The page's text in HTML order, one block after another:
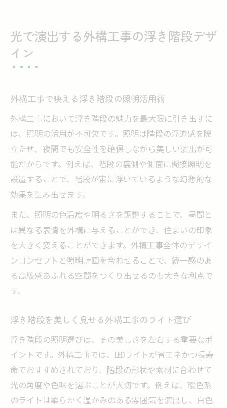
光で演出する外構工事の浮き階段デザ
イン
外構工事で映える浮き階段の照明活用術
外構工事において浮き階段の魅力を最大限に引き出すに
は、照明の活用が不可欠です。照明は階段の浮遊感を際
立たせ、夜間でも安全性を確保しながら美しい演出が可
能だからです。例えば、階段の裏側や側面に間接照明を
設置することで、階段が宙に浮いているような幻想的な
効果を生み出せます。
また、照明の色温度や明るさを調整することで、昼間と
は異なる表情を外構に与えることができ、住まいの印象
を大きく変えることができます。外構工事全体のデザイ
ンコンセプトと照明計画を合わせることで、統一感のあ
る高級感あふれる空間をつくり出せるのも大きな利点で
す。
浮き階段を美しく見せる外構工事のライト選び
浮き階段の照明選びは、その美しさを左右する重要なポ
イントです。外構工事では、LEDライトが省エネかつ長寿
命でおすすめされており、階段の形状や素材に合わせて
光の角度や色味を選ぶことが大切です。例えば、暖色系
のライトは柔らかく温かみのある雰囲気を演出し、白色